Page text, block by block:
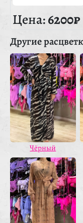
Цена:6200₽
Другие
Чёрный